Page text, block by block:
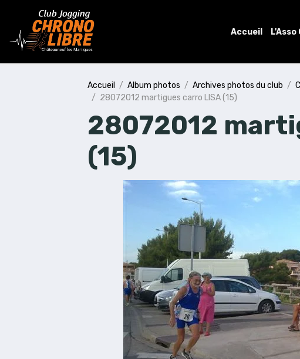
Accueil
Accueil Album photos Archives photos du club
28072012 martigues carro LISA (15)
28072012
(15)